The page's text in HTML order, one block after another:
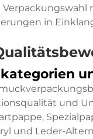
in
und
und Leder-